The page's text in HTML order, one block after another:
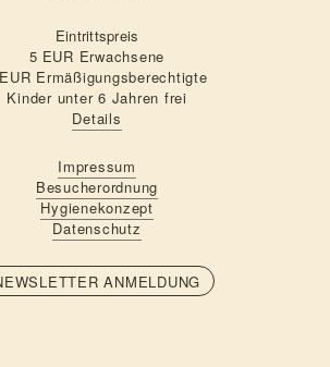
Eintrittspreis
5 EUR Erwachsene
Ermäßigungsberechtigte
Kinder unter 6 Jahren frei
Details
Impressum
Besucherordnung
Hygienekonzept
Datenschutz
ANMELDUNG